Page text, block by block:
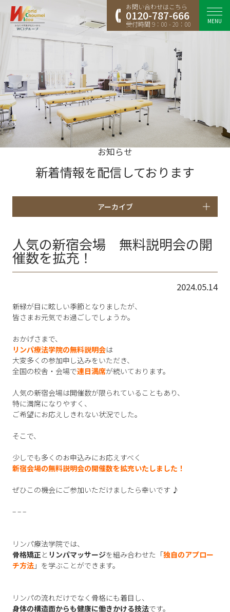
お問い合わせはこちら
0120-787-666
受付時間 9：00 - 20：00 MENU
お知らせ
新着情報を配信しております
アーカイブ
人気の新宿会場 無料説明会の開
催数を拡充！
2024.05.14
新緑が目に眩しい季節となりましたが、
皆さまお元気でお過ごしでしょうか。
おかげさまで、
リンパ療法学院の無料説明会は
大変多くの参加申し込みをいただき、
全国の校舎・会場で連日満席が続いております。
人気の新宿会場は開催数が限られていることもあり、
特に満席になりやすく、
ご希望にお応えしきれない状況でした。
そこで、
少しでも多くのお申込みにお応えすべく
新宿会場の無料説明会の開催数を拡充いたしました！
ぜひこの機会にご参加いただけましたら幸いです ♪
– – –
リンパ療法学院では、
骨格矯正 と リンパマッサージを組み合わせた「独自のアプロー
チ方法」を学ぶことができます。
リンパの流れだけでなく骨格にも着目し、
身体の構造面からも健康に働きかける技法です。